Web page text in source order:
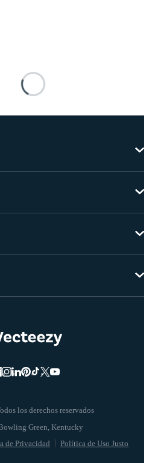
los derechos reservados
de Privacidad Política de Uso Justo